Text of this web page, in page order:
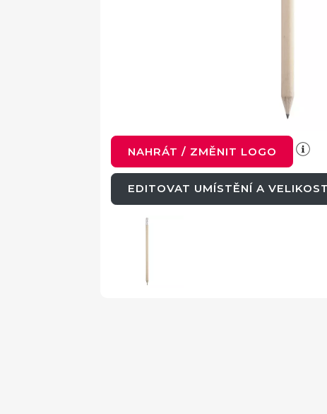
NAHRÁT / ZMĚNIT LOGO
EDITOVAT UMÍSTĚNÍ A